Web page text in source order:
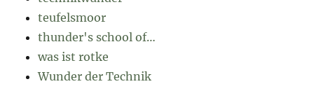
teufelsmoor
thunder's school of…
was ist rotke
Wunder der Technik